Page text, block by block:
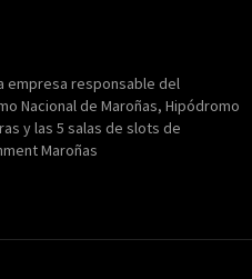
empresa responsable del
Nacional de Maroñas, Hipódromo
y las 5 salas de slots de
Maroñas